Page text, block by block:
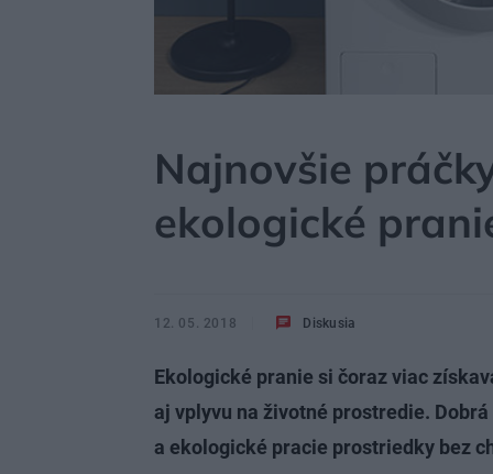
Najnovšie
ekologické
12. 05. 2018 Diskusia
Ekologické pranie si čoraz viac
aj vplyvu na životné prostredie.
a ekologické pracie prostriedky bez